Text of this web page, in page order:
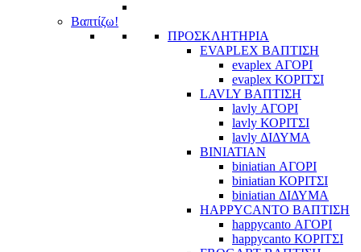
Βαπτίζω!
ΠΡΟΣΚΛΗΤΗΡΙΑ
EVAPLEX ΒΑΠΤΙΣΗ
evaplex ΑΓΟΡΙ
evaplex ΚΟΡΙΤΣΙ
LAVLY ΒΑΠΤΙΣΗ
lavly ΑΓΟΡΙ
lavly ΚΟΡΙΤΣΙ
lavly ΔΙΔΥΜΑ
BINIATIAN
biniatian ΑΓΟΡΙ
biniatian ΚΟΡΙΤΣΙ
biniatian ΔΙΔΥΜΑ
HAPPYCANTO ΒΑΠΤΙΣΗ
happycanto ΑΓΟΡΙ
happycanto ΚΟΡΙΤΣΙ